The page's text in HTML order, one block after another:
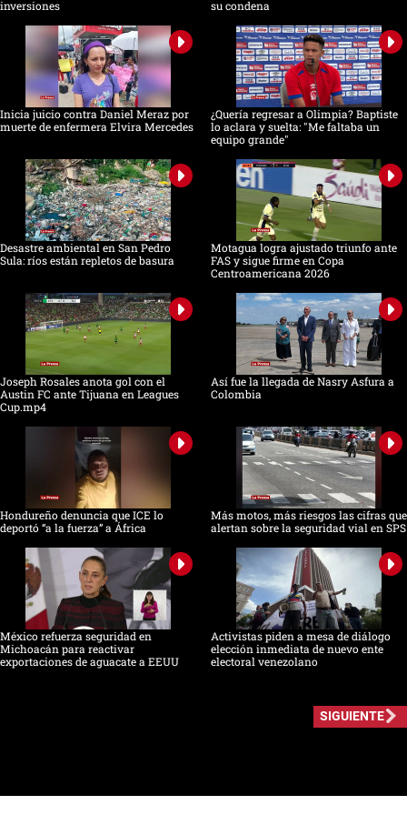
inversiones
su condena
Inicia juicio contra Daniel Meraz por
muerte de enfermera Elvira Mercedes
¿Quería regresar a Olimpia? Baptiste
lo aclara y suelta: "Me faltaba un
equipo grande"
Desastre ambiental en San Pedro
Sula: ríos están repletos de basura
Motagua logra ajustado triunfo ante
FAS y sigue firme en Copa
Centroamericana 2026
Joseph Rosales anota gol con el
Austin FC ante Tijuana en Leagues
Cup.mp4
Así fue la llegada de Nasry Asfura a
Colombia
Hondureño denuncia que ICE lo
deportó “a la fuerza” a África
Más motos, más riesgos las cifras que
alertan sobre la seguridad vial en SPS
México refuerza seguridad en
Michoacán para reactivar
exportaciones de aguacate a EEUU
Activistas piden a mesa de diálogo
elección inmediata de nuevo ente
electoral venezolano
SIGUIENTE